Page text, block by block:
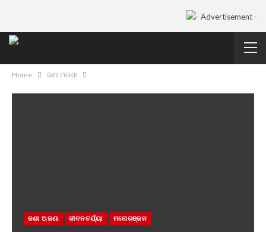
Home ଜଣା ଅଜଣା
ଜଣା ଅଜଣା ଜୀବନଚର୍ଯ୍ୟା ମନୋରଞ୍ଜନ